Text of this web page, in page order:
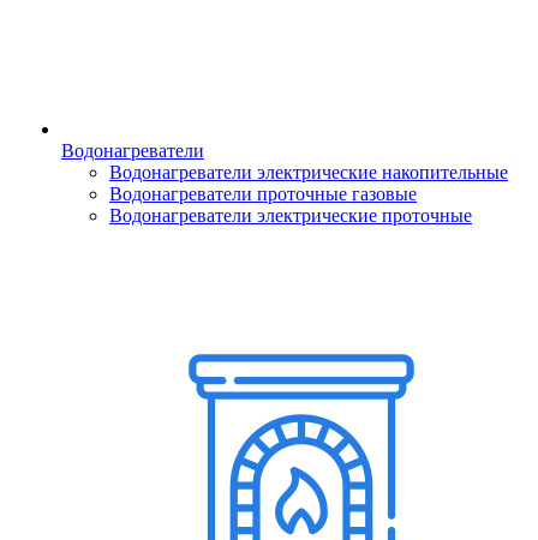
Водонагреватели
Водонагреватели электрические накопительные
Водонагреватели проточные газовые
Водонагреватели электрические проточные